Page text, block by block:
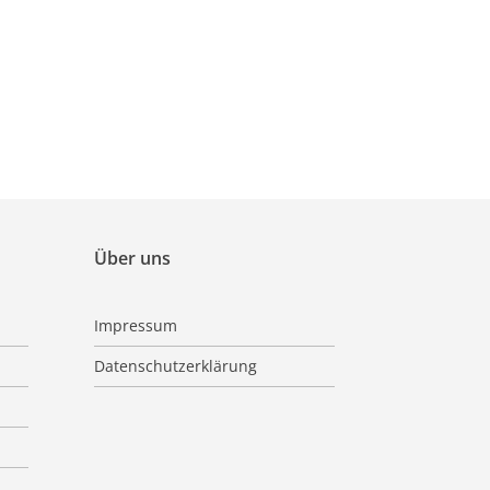
Über uns
Impressum
Datenschutzerklärung